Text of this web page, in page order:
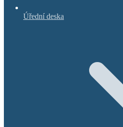
Úřední deska